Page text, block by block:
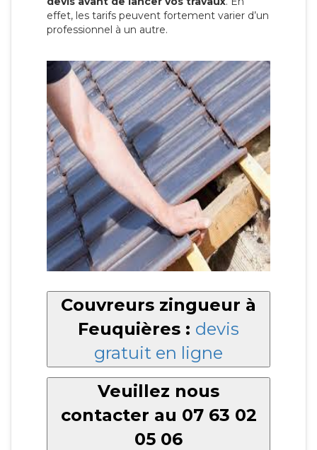
effet, les tarifs peuvent fortement varier d’un
professionnel à un autre.
Couvreurs zingueur à
Feuquières : devis
gratuit en ligne
Veuillez nous
contacter au 07 63 02
05 06